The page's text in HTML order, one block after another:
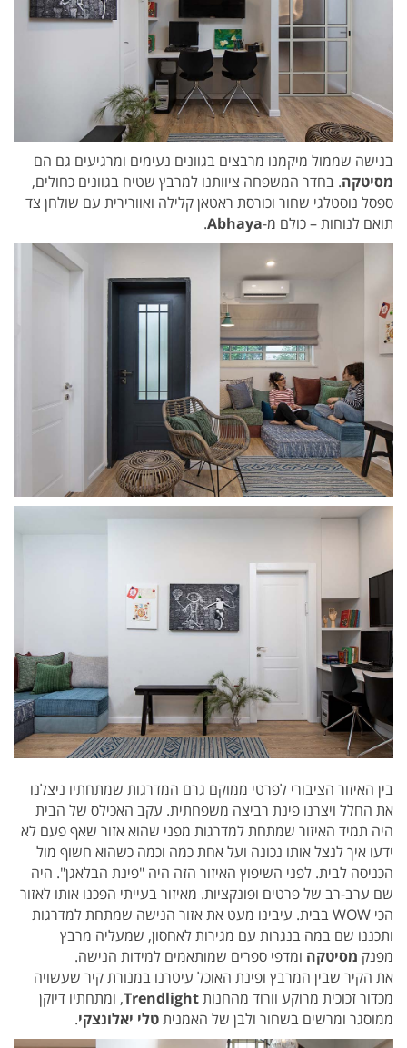
בנישה שממול מיקמנו מרבצים בגוונים נעימים ומרגיעים גם הם
מסיטקה. בחדר המשפחה ציוותנו למרבץ שטיח בגוונים כחולים,
ספסל נוסטלגי שחור וכורסת ראטאן קלילה ואוורירית עם שולחן צד
תואם לנוחות – כולם מ-Abhaya
.
בין האיזור הציבורי לפרטי ממוקם גרם המדרגות שמתחתיו ניצלנו
את החלל ויצרנו פינת רביצה משפחתית. עקב האכילס של הבית
היה תמיד האיזור שמתחת למדרגות מפני שהוא אזור שאף פעם לא
ידעו איך לנצל אותו נכונה ועל אחת כמה וכמה כשהוא חשוף מול
הכניסה לבית. לפני השיפוץ האיזור הזה היה "פינת הבלאגן". היה
שם ערב-רב של פרטים ופונקציות. מאיזור בעייתי הפכנו אותו לאזור
הכי WOW בבית. עיבינו מעט את אזור הנישה שמתחת למדרגות
ותכננו שם במה בנגרות עם מגירות לאחסון, שמעליה מרבץ
מפנק מסיטקה ומדפי ספרים שמותאמים למידות הנישה.
את הקיר שבין המרבץ ופינת האוכל עיטרנו במנורת קיר שעשויה
מכדור זכוכית מרוקע וורוד מהחנותTrendlight, ומתחתיו דיוקן
ממוסגר ומרשים בשחור ולבן של האמניתטלי יאלונצקי.